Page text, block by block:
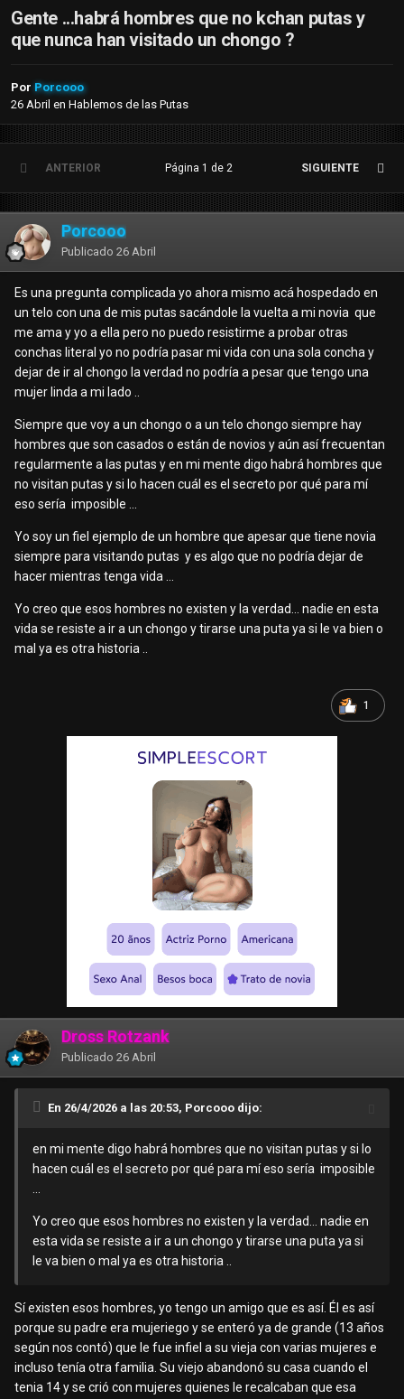
Gente ...habrá hombres que no kchan putas y
que nunca han visitado un chongo ?
Por Porcooo
26 Abril en Hablemos de las Putas
ANTERIOR SIGUIENTE
Página 1 de 2
Porcooo
Publicado 26 Abril
Es una pregunta complicada yo ahora mismo acá hospedado en
un telo con una de mis putas sacándole la vuelta a mi novia que
me ama y yo a ella pero no puedo resistirme a probar otras
conchas literal yo no podría pasar mi vida con una sola concha y
dejar de ir al chongo la verdad no podría a pesar que tengo una
mujer linda a mi lado ..
Siempre que voy a un chongo o a un telo chongo siempre hay
hombres que son casados o están de novios y aún así frecuentan
regularmente a las putas y en mi mente digo habrá hombres que
no visitan putas y si lo hacen cuál es el secreto por qué para mí
eso sería imposible ...
Yo soy un fiel ejemplo de un hombre que apesar que tiene novia
siempre para visitando putas y es algo que no podría dejar de
hacer mientras tenga vida ...
Yo creo que esos hombres no existen y la verdad... nadie en esta
vida se resiste a ir a un chongo y tirarse una puta ya si le va bien o
mal ya es otra historia ..
1
Dross Rotzank
Publicado 26 Abril
En 26/4/2026 a las 20:53, Porcooo dijo:
en mi mente digo habrá hombres que no visitan putas y si lo
hacen cuál es el secreto por qué para mí eso sería imposible
...
Yo creo que esos hombres no existen y la verdad... nadie en
esta vida se resiste a ir a un chongo y tirarse una puta ya si
le va bien o mal ya es otra historia ..
Sí existen esos hombres, yo tengo un amigo que es así. Él es así
porque su padre era mujeriego y se enteró ya de grande (13 años
según nos contó) que le fue infiel a su vieja con varias mujeres e
incluso tenía otra familia. Su viejo abandonó su casa cuando el
tenia 14 y se crió con mujeres quienes le recalcaban que esa